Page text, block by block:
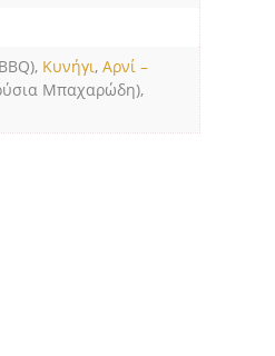
Κυνήγι,Αρνί –
Μπαχαρώδη),